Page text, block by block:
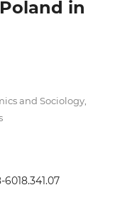
in
and Sociology,